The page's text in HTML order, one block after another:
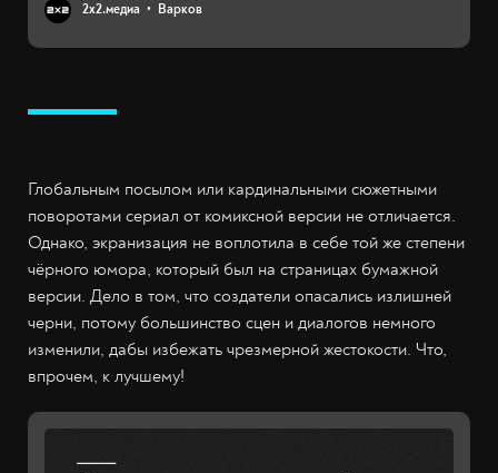
2х2.медиа Варков
Глобальным посылом или кардинальными сюжетными
поворотами сериал от комиксной версии не отличается.
Однако, экранизация не воплотила в себе той же степени
чёрного юмора, который был на страницах бумажной
версии. Дело в том, что создатели опасались излишней
черни, потому большинство сцен и диалогов немного
изменили, дабы избежать чрезмерной жестокости. Что,
впрочем, к лучшему!